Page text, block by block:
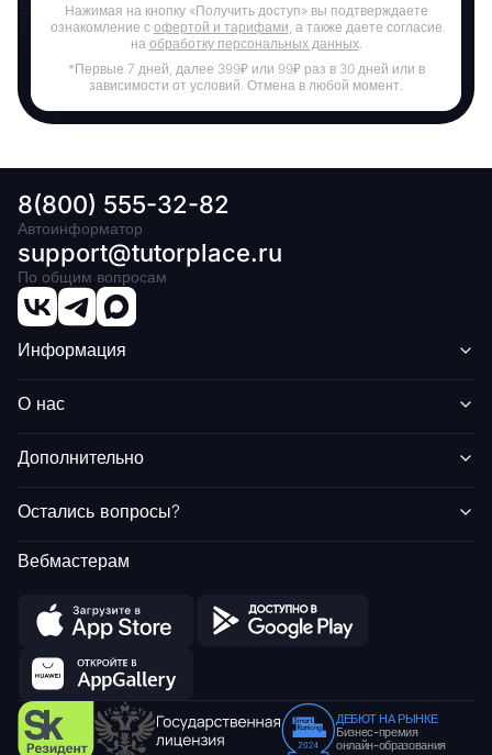
Нажимая на кнопку «Получить доступ» вы подтверждаете
ознакомление с офертой и тарифами , а также даете согласие
на обработку персональных данных.
*Первые 7 дней, далее 399₽ или 99₽ раз в 30 дней или в
зависимости от условий. Отмена в любой момент.
8(800) 555-32-82
Автоинформатор
support@tutorplace.ru
По общим вопросам
Информация
О нас
Дополнительно
Остались вопросы?
Вебмастерам
ДЕБЮТ НА РЫНКЕ
Бизнес-премия
онлайн-образования